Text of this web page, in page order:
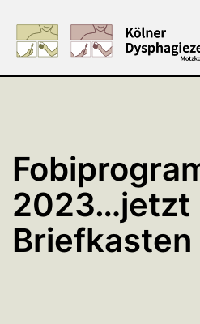
Inhalt
springen
2023…jetzt
Briefkasten